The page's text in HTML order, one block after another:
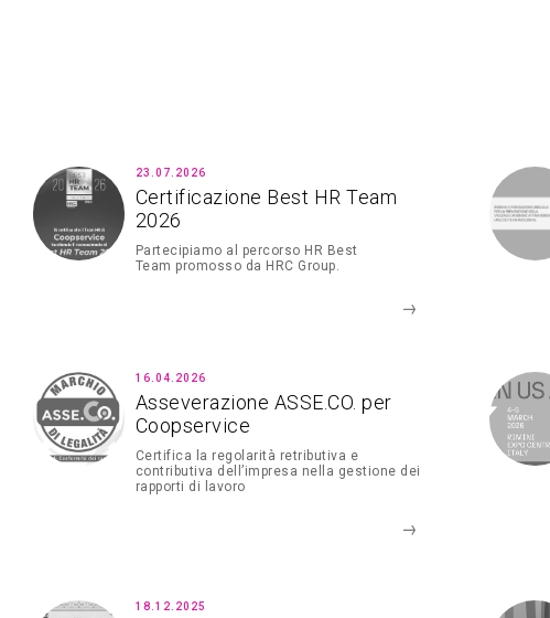
23.07.2026
Certificazione Best HR Team
2026
Partecipiamo al percorso HR Best
Team promosso da HRC Group.
16.04.2026
Asseverazione ASSE.CO. per
Coopservice
Certifica la regolarità retributiva e
contributiva dell’impresa nella gestione dei
rapporti di lavoro
18.12.2025